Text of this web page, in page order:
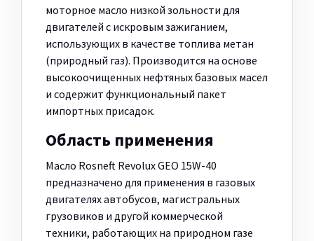
моторное масло низкой зольности для
двигателей с искровым зажиганием,
использующих в качестве топлива метан
(природный газ). Производится на основе
высокоочищенных нефтяных базовых масел
и содержит функциональный пакет
импортных присадок.
Область применения
Масло Rosneft Revolux GEO 15W-40
предназначено для применения в газовых
двигателях автобусов, магистральных
грузовиков и другой коммерческой
техники, работающих на природном газе